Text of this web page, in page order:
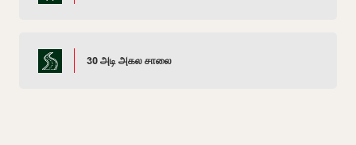
30 அடி அகல சாலை